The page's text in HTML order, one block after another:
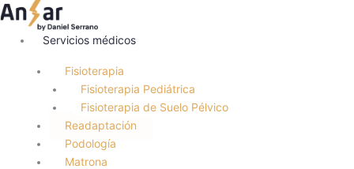
Ir
contenidoServicios médicos
Fisioterapia
Fisioterapia Pediátrica
Fisioterapia de Suelo Pélvico
Readaptación
Podología
Matrona